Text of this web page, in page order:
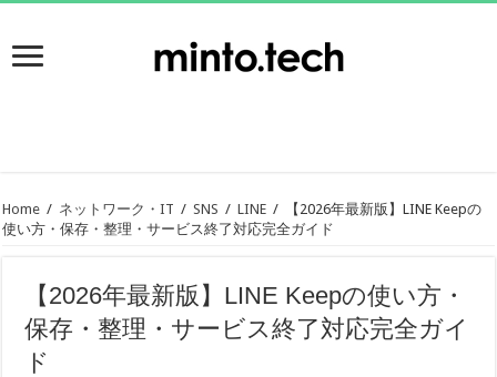
Home / ネットワーク・IT / SNS / LINE /
【2026年最新版】LINE Keepの
使い方・保存・整理・サービス終了対応完全ガイド
【2026年最新版】LINE Keepの使い方・
保存・整理・サービス終了対応完全ガイ
ド